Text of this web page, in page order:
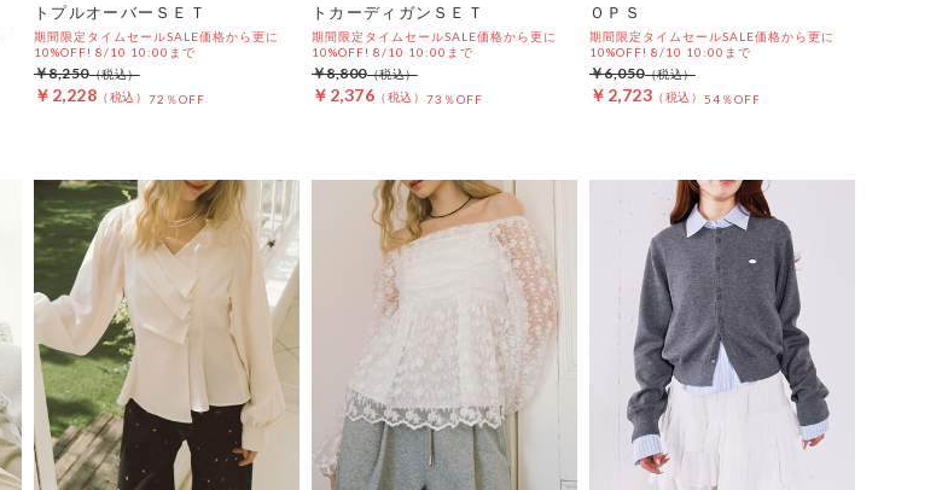
トプルオーバーＳＥＴ
期間限定タイムセールSALE価格から更に
10%OFF! 8/10 10:00まで
￥2,228 72％OFF
￥8,250
トカーディガンＳＥＴ
期間限定タイムセールSALE価格から更に
10%OFF! 8/10 10:00まで
￥2,376 73％OFF
￥8,800
ＯＰＳ
期間限定タイムセールSALE価格から更に
10%OFF! 8/10 10:00まで
￥2,723 54％OFF
￥6,050